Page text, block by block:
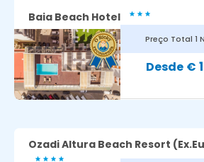
Avaliação dos nossos clientes:8.7
Baia Beach Hotel
Preço Total 1
€
Ozadi Altura Beach Resort